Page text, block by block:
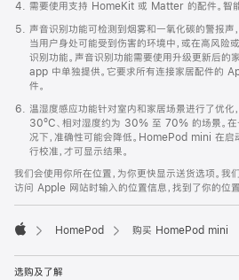
需要使用支持 HomeKit 或 Matter 的配件。智能
声音识别功能可检测到烟雾和一氧化碳的警报声
当用户身处可能受到伤害的环境中，或在高风险
识别功能。声音识别功能需要使用升级更新后的
app 中单独提供。它要求所有连接家居配件的
件。
温湿度感应功能针对室内和家居场景进行了优化
30ºC、相对湿度约为 30% 至 70% 的场景。在
况下，准确性可能会降低。HomePod mini 在启
行校准，才可显示结果。
我们会使用你所在位置，为你更快显示送货选项。我
访问 Apple 网站时输入的位置信息，找到了你的位置
HomePod 购买 HomePod mini
选购及了解